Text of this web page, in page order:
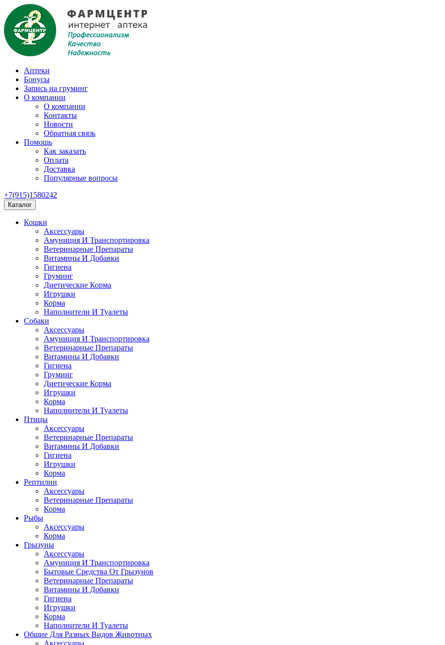
Аптеки
Бонусы
Запись на груминг
О компании
О компании
Контакты
Новости
Обратная связь
Помощь
Как заказать
Оплата
Доставка
Популярные вопросы
+7(915)1580242
Каталог
Кошки
Аксессуары
Амуниция И Транспортировка
Ветеринарные Препараты
Витамины И Добавки
Гигиена
Груминг
Диетические Корма
Игрушки
Корма
Наполнители И Туалеты
Собаки
Аксессуары
Амуниция И Транспортировка
Ветеринарные Препараты
Витамины И Добавки
Гигиена
Груминг
Диетические Корма
Игрушки
Корма
Наполнители И Туалеты
Птицы
Аксессуары
Ветеринарные Препараты
Витамины И Добавки
Гигиена
Игрушки
Корма
Рептилии
Аксессуары
Ветеринарные Препараты
Корма
Рыбы
Аксессуары
Корма
Грызуны
Аксессуары
Амуниция И Транспортировка
Бытовые Средства От Грызунов
Ветеринарные Препараты
Витамины И Добавки
Гигиена
Игрушки
Корма
Наполнители И Туалеты
Общие Для Разных Видов Животных
Аксессуары